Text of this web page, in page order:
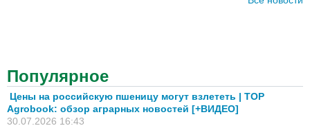
Популярное
Цены на российскую пшеницу могут взлететь | TOP
Agrobook: обзор аграрных новостей [+ВИДЕО]
30.07.2026 16:43